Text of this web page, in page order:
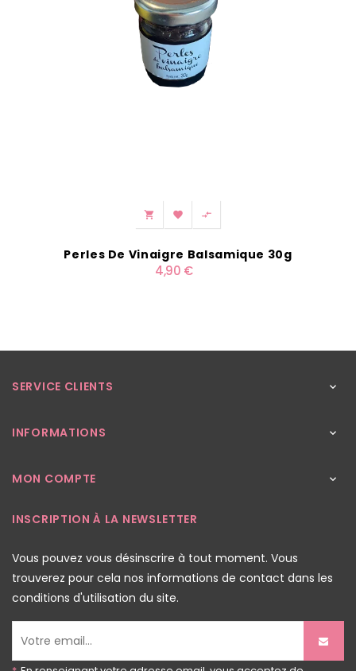
  
Perles De Vinaigre Balsamique 30g
4,90 €
SERVICE CLIENTS 
INFORMATIONS 
MON COMPTE 
INSCRIPTION À LA NEWSLETTER
Vous pouvez vous désinscrire à tout moment. Vous
trouverez pour cela nos informations de contact dans les
conditions d'utilisation du site.